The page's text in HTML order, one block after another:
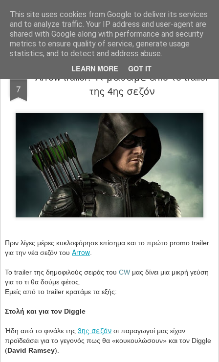
This site uses cookies from Google to deliver its services
and to analyze traffic. Your IP address and user-agent are
shared with Google along with performance and security
metrics to ensure quality of service, generate usage
statistics, and to detect and address abuse.
LEARN MORE GOT IT
FilmBoy
7
Arrow trailer: Τί μάθαμε από το trailer
της 4ης σεζόν
Πριν λίγες μέρες κυκλοφόρησε επίσημα και το πρώτο promo trailer
για την νέα σεζόν του Arrow
Το trailer της δημοφιλούς σειράς του CW μας δίνει μια μικρή γεύση
για το τι θα δούμε φέτος.
Εμείς από το trailer κρατάμε τα εξής:
Στολή και για τον Diggle
Ήδη από το φινάλε της 3ης σεζόν οι παραγωγοί μας είχαν
προϊδεάσει για το γεγονός πως θα «κουκουλώσουν» και τον Diggle
(David Ramsey).